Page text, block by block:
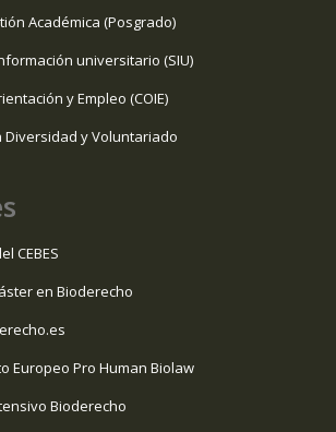
Académica (Posgrado)
universitario (SIU)
y Empleo (COIE)
Diversidad y Voluntariado
CEBES
en Bioderecho
Europeo Pro Human Biolaw
Bioderecho